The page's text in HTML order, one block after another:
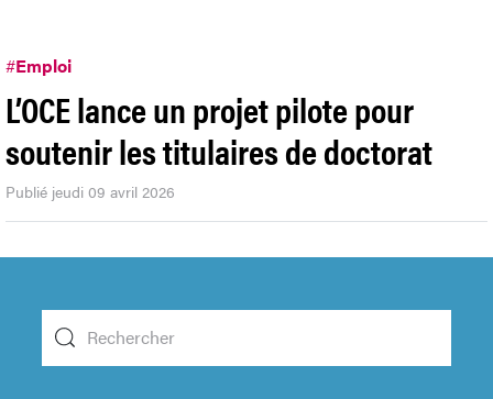
#Emploi
L’OCE lance un projet pilote pour
soutenir les titulaires de doctorat
Publié jeudi 09 avril 2026